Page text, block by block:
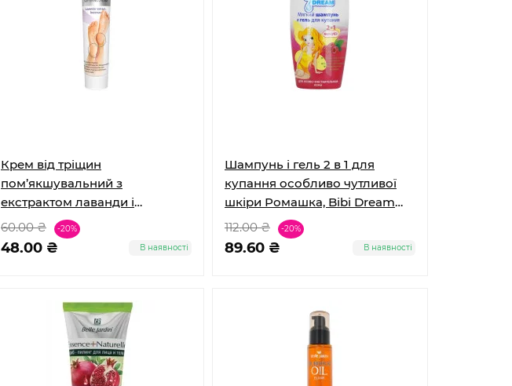
Крем від тріщин
пом’якшувальний з
екстрактом лаванди і
бджолиним воском, Belle
Jardin
60.00 ₴ -20%
48.00 ₴ В наявності
Шампунь і гель 2 в 1 для
купання особливо чутливої
шкіри Ромашка, Bibi Dream
Belle Jardin
112.00 ₴ -20%
89.60 ₴ В наявності